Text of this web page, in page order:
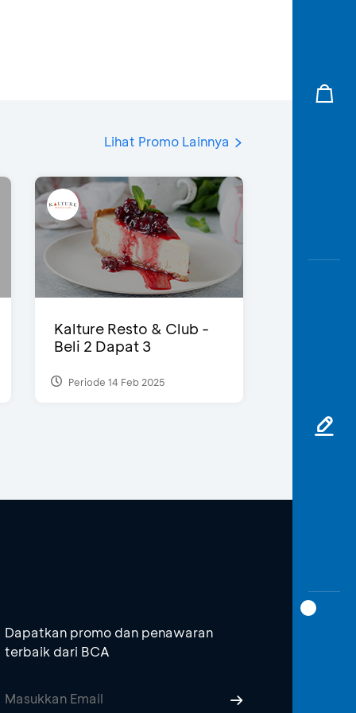
Lihat Promo Lainnya
Kalture Resto & Club -
Beli 2 Dapat 3
Periode 14 Feb 2025
Dapatkan promo dan penawaran
terbaik dari BCA